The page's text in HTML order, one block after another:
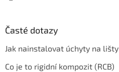
Časté dotazy
Jak nainstalovat úchyty na lišty
Co je to rigidní kompozit (RCB)